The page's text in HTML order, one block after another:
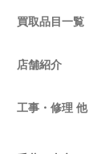
買取品目一覧
店舗紹介
工事・修理 他